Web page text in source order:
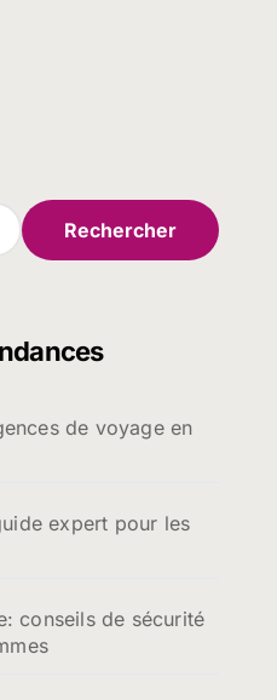
de voyage en
expert pour les
conseils de sécurité